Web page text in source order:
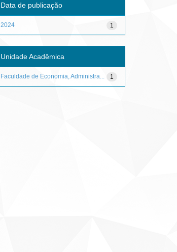
Data de publicação
1
2024
Unidade Acadêmica
1
Faculdade de Economia, Administra...